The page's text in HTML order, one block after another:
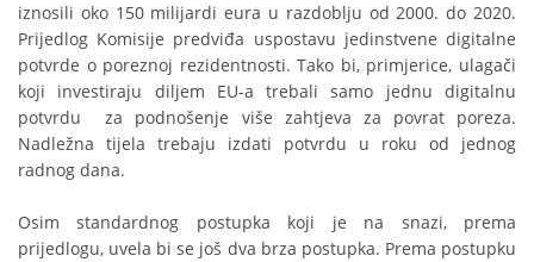
iznosili oko 150 milijardi eura u razdoblju od 2000. do 2020.
Prijedlog Komisije predviđa uspostavu jedinstvene digitalne
potvrde o poreznoj rezidentnosti. Tako bi, primjerice, ulagači
koji investiraju diljem EU-a trebali samo jednu digitalnu
potvrdu za podnošenje više zahtjeva za povrat poreza.
Nadležna tijela trebaju izdati potvrdu u roku od jednog
radnog dana.
Osim standardnog postupka koji je na snazi, prema
prijedlogu, uvela bi se još dva brza postupka. Prema postupku